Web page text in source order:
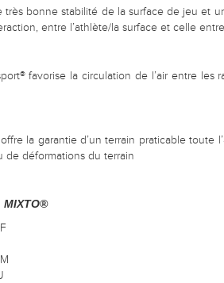
bonne stabilité de la surface de jeu et
entre l’athlète/la surface et celle
favorise la circulation de l’air entre
la garantie d’un terrain praticable
de déformations du terrain
MIXTO®